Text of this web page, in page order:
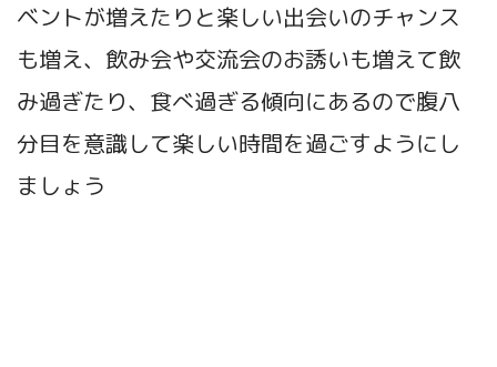
ベントが増えたりと楽しい出会いのチャンス
も増え、飲み会や交流会のお誘いも増えて飲
み過ぎたり、食べ過ぎる傾向にあるので腹八
分目を意識して楽しい時間を過ごすようにし
ましょう